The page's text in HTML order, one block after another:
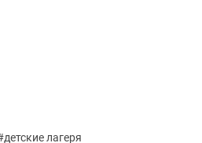
лагеря